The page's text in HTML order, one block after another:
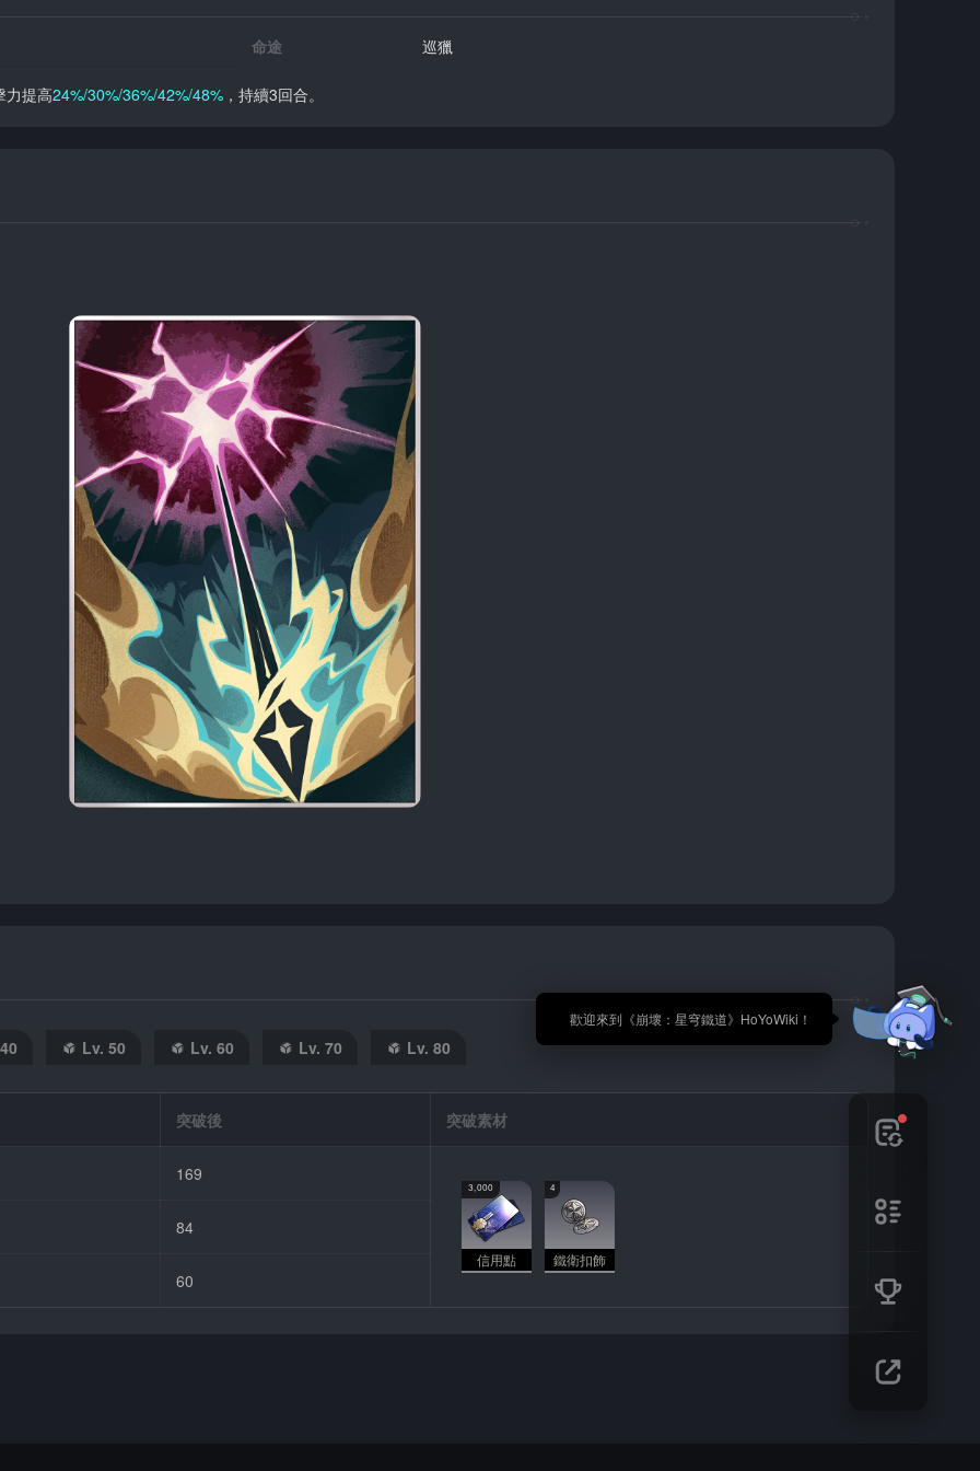
🎉 歡迎來到《崩壞：星穹鐵道》HoYoWiki！
命途 巡獵
力提高24%/30%/36%/42%/48% ，持續3回合。
Lv. 50 Lv. 60 Lv. 70 Lv. 80
突破後 突破素材
169
3,000
信用點
4
鐵衛扣飾
84
60